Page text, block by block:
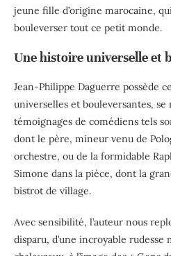
jeune fille d’origine marocaine,
bouleverser tout ce petit monde.
Une histoire universelle et
Jean-Philippe Daguerre possède
universelles et bouleversantes, se
témoignages de comédiens tels
dont le père, mineur venu de
orchestre, ou de la formidable
Simone dans la pièce, dont la
bistrot de village.
Avec sensibilité, l’auteur nous
disparu, d’une incroyable rudesse